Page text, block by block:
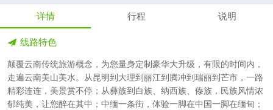
详情 行程 说明
线路特色
颠覆云南传统旅游概念，为您量身定制豪华大升级，有限的时间内，
走遍云南美山美水。从昆明到大理到丽江到腾冲到瑞丽到芒市，一路
精彩连连，美景赏不停；从彝族到白族、纳西族、傣族，民族风情浓
郁纯美，让您醉在其中；中缅一条街，体验一脚在中国一脚在缅甸；